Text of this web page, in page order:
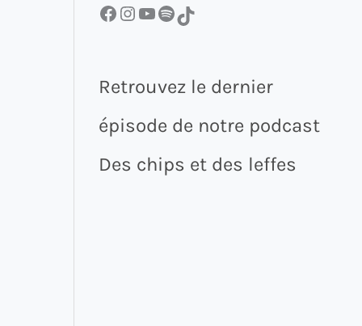
Facebook InstagramYouTube Spotify TikTok
Retrouvez le dernier
épisode de notre podcast
Des chips et des leffes